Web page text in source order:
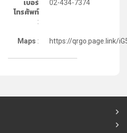
เบอร์
โทรศัพท์
:
02-434-7374
Maps : https://qrgo.page.link/